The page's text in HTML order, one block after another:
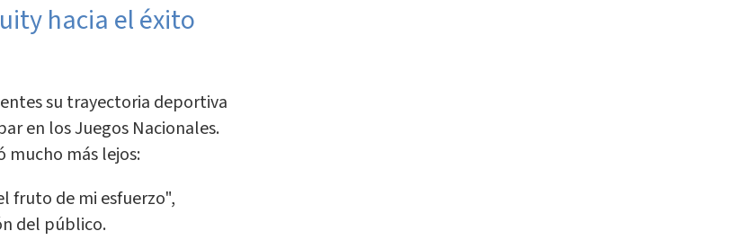
hacia el éxito
su trayectoria deportiva
en los Juegos Nacionales.
mucho más lejos:
fruto de mi esfuerzo",
del público.